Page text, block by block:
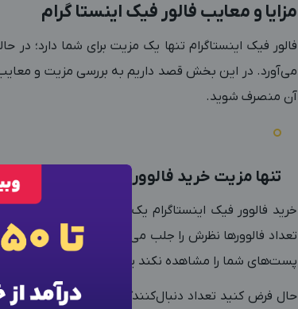
مزایا و معایب فالور فیک اینستا گرام
فالور فیک اینستاگرام تنها یک مزیت برای شما دارد؛
می‌آورد. در این بخش قصد داریم به بررسی مزیت و معایب
آن منصرف شوید.
تنها مزیت خرید فالوور فيك اينستاگرام
خرید فالوور فیک اینستاگرام یک راه‌حل برای جلب
تعداد فالوورها نظرش را جلب می‌کند و در مرحله بعد
پست‌های شما را مشاهده نکند یا به محتوای شما اعتماد
حال فرض کنید تعداد دنبال‌کنندگان صفحه شما زیاد
ورود به حساب کاربری
شماره موبایل خود را وارد
بعد از ثبت شماره کد برای